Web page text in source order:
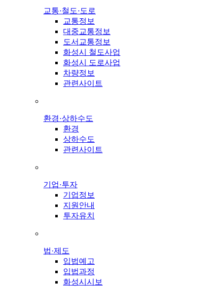
교통·철도·도로
교통정보
대중교통정보
도서교통정보
화성시 철도사업
화성시 도로사업
차량정보
관련사이트
환경·상하수도
환경
상하수도
관련사이트
기업·투자
기업정보
지원안내
투자유치
법·제도
입법예고
입법과정
화성시시보